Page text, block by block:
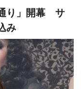
り」開幕 サ
み